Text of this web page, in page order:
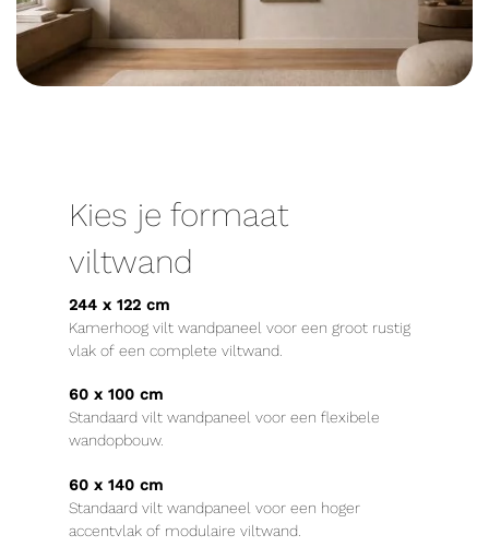
Kies je formaat
viltwand
244 x 122 cm
Kamerhoog vilt wandpaneel voor een groot rustig
vlak of een complete viltwand.
60 x 100 cm
Standaard vilt wandpaneel voor een flexibele
wandopbouw.
60 x 140 cm
Standaard vilt wandpaneel voor een hoger
accentvlak of modulaire viltwand.